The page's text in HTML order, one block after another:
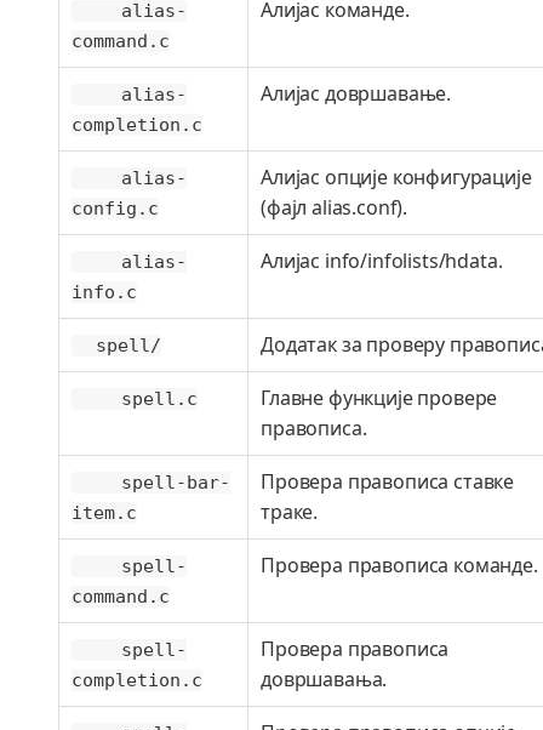
alias-
command.c
Алијас команде.
alias-
completion.c
Алијас довршавање.
alias-
config.c
Алијас опције конфигурације
(фајл alias.conf).
alias-
info.c
Алијас info/infolists/hdata.
spell/ Додатак за проверу
spell.c
Главне функције провере
правописа.
spell-bar-
item.c
Провера правописа ставке
траке.
spell-
command.c
Провера правописа команде.
spell-
completion.c
Провера правописа
довршавања.